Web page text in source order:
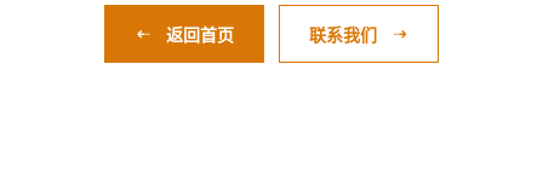
 返回首页 联系我们 